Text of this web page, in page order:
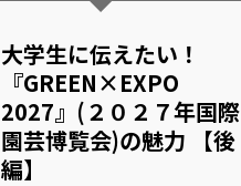
大学生に伝えたい！
『GREEN×EXPO
2027』(２０２７年国際
園芸博覧会)の魅力 【後
編】